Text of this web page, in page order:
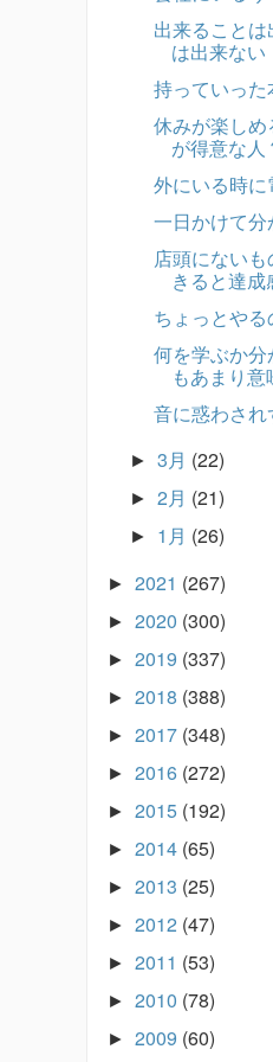
出来ること
は出来ない
持っていっ
休みが楽し
が得意な人
外にいる時に
一日かけて
店頭にない
きると達成
ちょっとや
何を学ぶか
もあまり意
音に惑わされ
► 3月 (22)
► 2月 (21)
► 1月 (26)
► 2021 (267)
► 2020 (300)
► 2019 (337)
► 2018 (388)
► 2017 (348)
► 2016 (272)
► 2015 (192)
► 2014 (65)
► 2013 (25)
► 2012 (47)
► 2011 (53)
► 2010 (78)
► 2009 (60)